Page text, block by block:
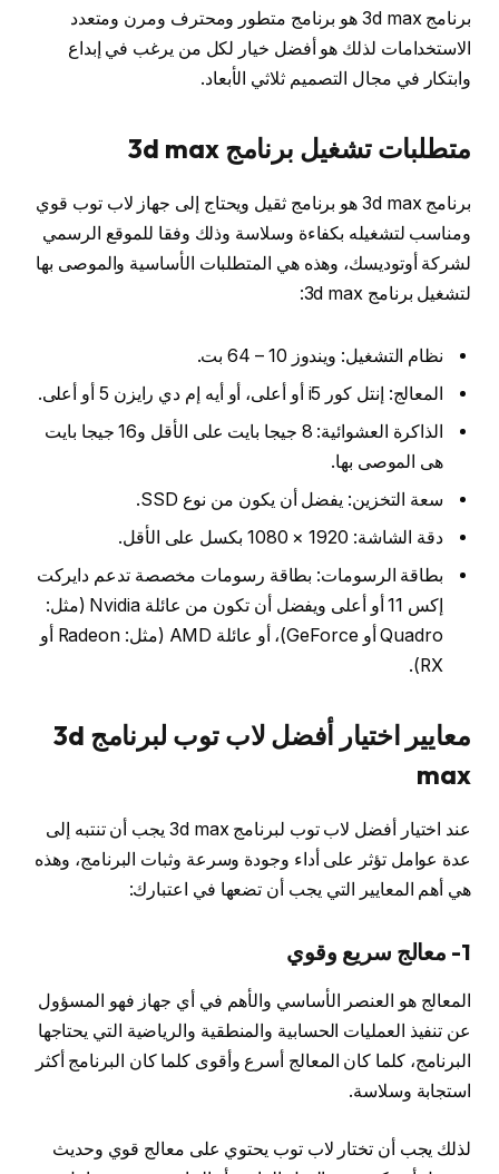
برنامج 3d max هو برنامج متطور ومحترف ومرن ومتعدد
الاستخدامات لذلك هو أفضل خيار لكل من يرغب في إبداع
وابتكار في مجال التصميم ثلاثي الأبعاد.
متطلبات تشغيل برنامج 3d max
برنامج 3d max هو برنامج ثقيل ويحتاج إلى جهاز لاب توب قوي
ومناسب لتشغيله بكفاءة وسلاسة وذلك وفقا للموقع الرسمي
لشركة أوتوديسك، وهذه هي المتطلبات الأساسية والموصى بها
لتشغيل برنامج 3d max:
نظام التشغيل: ويندوز 10 – 64 بت.
المعالج: إنتل كور i5 أو أعلى، أو أيه إم دي رايزن 5 أو أعلى.
الذاكرة العشوائية: 8 جيجا بايت على الأقل و16 جيجا بايت
هى الموصى بها.
سعة التخزين: يفضل أن يكون من نوع SSD.
دقة الشاشة: 1920 × 1080 بكسل على الأقل.
بطاقة الرسومات: بطاقة رسومات مخصصة تدعم دايركت
إكس 11 أو أعلى ويفضل أن تكون من عائلة Nvidia (مثل:
Quadro أو GeForce)، أو عائلة AMD (مثل: Radeon أو
RX).
معايير اختيار أفضل لاب توب لبرنامج 3d
max
عند اختيار أفضل لاب توب لبرنامج 3d max يجب أن تنتبه إلى
عدة عوامل تؤثر على أداء وجودة وسرعة وثبات البرنامج، وهذه
هي أهم المعايير التي يجب أن تضعها في اعتبارك:
1- معالج سريع وقوي
المعالج هو العنصر الأساسي والأهم في أي جهاز فهو المسؤول
عن تنفيذ العمليات الحسابية والمنطقية والرياضية التي يحتاجها
البرنامج، كلما كان المعالج أسرع وأقوى كلما كان البرنامج أكثر
استجابة وسلاسة.
لذلك يجب أن تختار لاب توب يحتوي على معالج قوي وحديث